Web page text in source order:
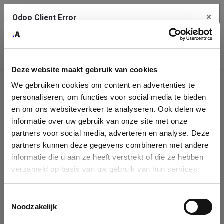
Deze website maakt gebruik van cookies
We gebruiken cookies om content en advertenties te
personaliseren, om functies voor social media te bieden
en om ons websiteverkeer te analyseren. Ook delen we
informatie over uw gebruik van onze site met onze
partners voor social media, adverteren en analyse. Deze
partners kunnen deze gegevens combineren met andere
informatie die u aan ze heeft verstrekt of die ze hebben
verzameld op basis van uw gebruik van hun services.
Noodzakelijk
Company
Identification
Please fill in your company details
You can search a company in our database by name, VAT or
enterprise ID. When a company is selected it will auto-complete the
form. If you don't find your company in our database, you can create
Odoo Client Error ×
service.
See details
Ok